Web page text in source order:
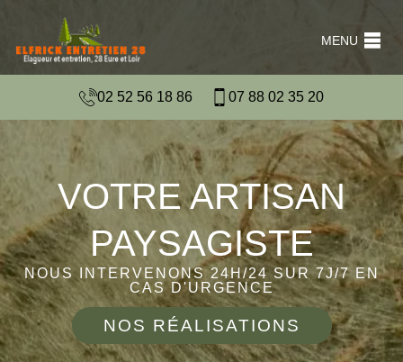
MENU
02 52 56 18 86 07 88 02 35 20
VOTRE ARTISAN
PAYSAGISTE
NOUS INTERVENONS 24H/24 SUR 7J/7 EN
CAS D'URGENCE
NOS RÉALISATIONS